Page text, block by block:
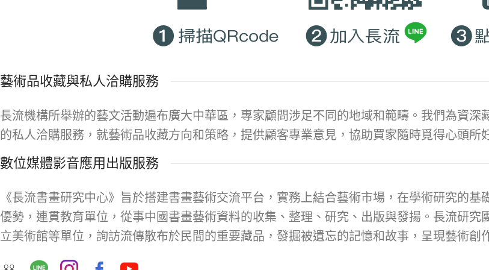
藝術品收藏與私人洽購服務
長流機構所舉辦的藝文活動遍布廣大中華區，專家顧問涉足不同的地域和範疇。我們為資深
的私人洽購服務，就藝術品收藏方向和策略，提供顧客專業意見，協助買家隨時覓得心頭所
數位媒體影音應用出版服務
《長流書畫研究中心》旨於搭建書畫藝術交流平台，實務上結合藝術市場，在學術研究的
優勢，連貫教育單位，從事中國書畫藝術資料的收集、整理、研究、出版與發揚。長流研
立美術館等單位，詢訪流傳散布於民間的重要藏品，發掘被遺忘的記憶和故事，呈現藝術創